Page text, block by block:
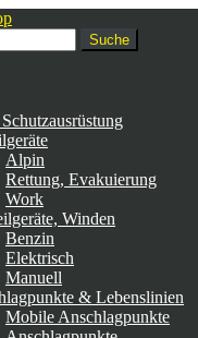
Suche
Alpin
Rettung, Evakuierung
Work
Winden
Benzin
Elektrisch
Manuell
& Lebenslinien
Mobile Anschlagpunkte